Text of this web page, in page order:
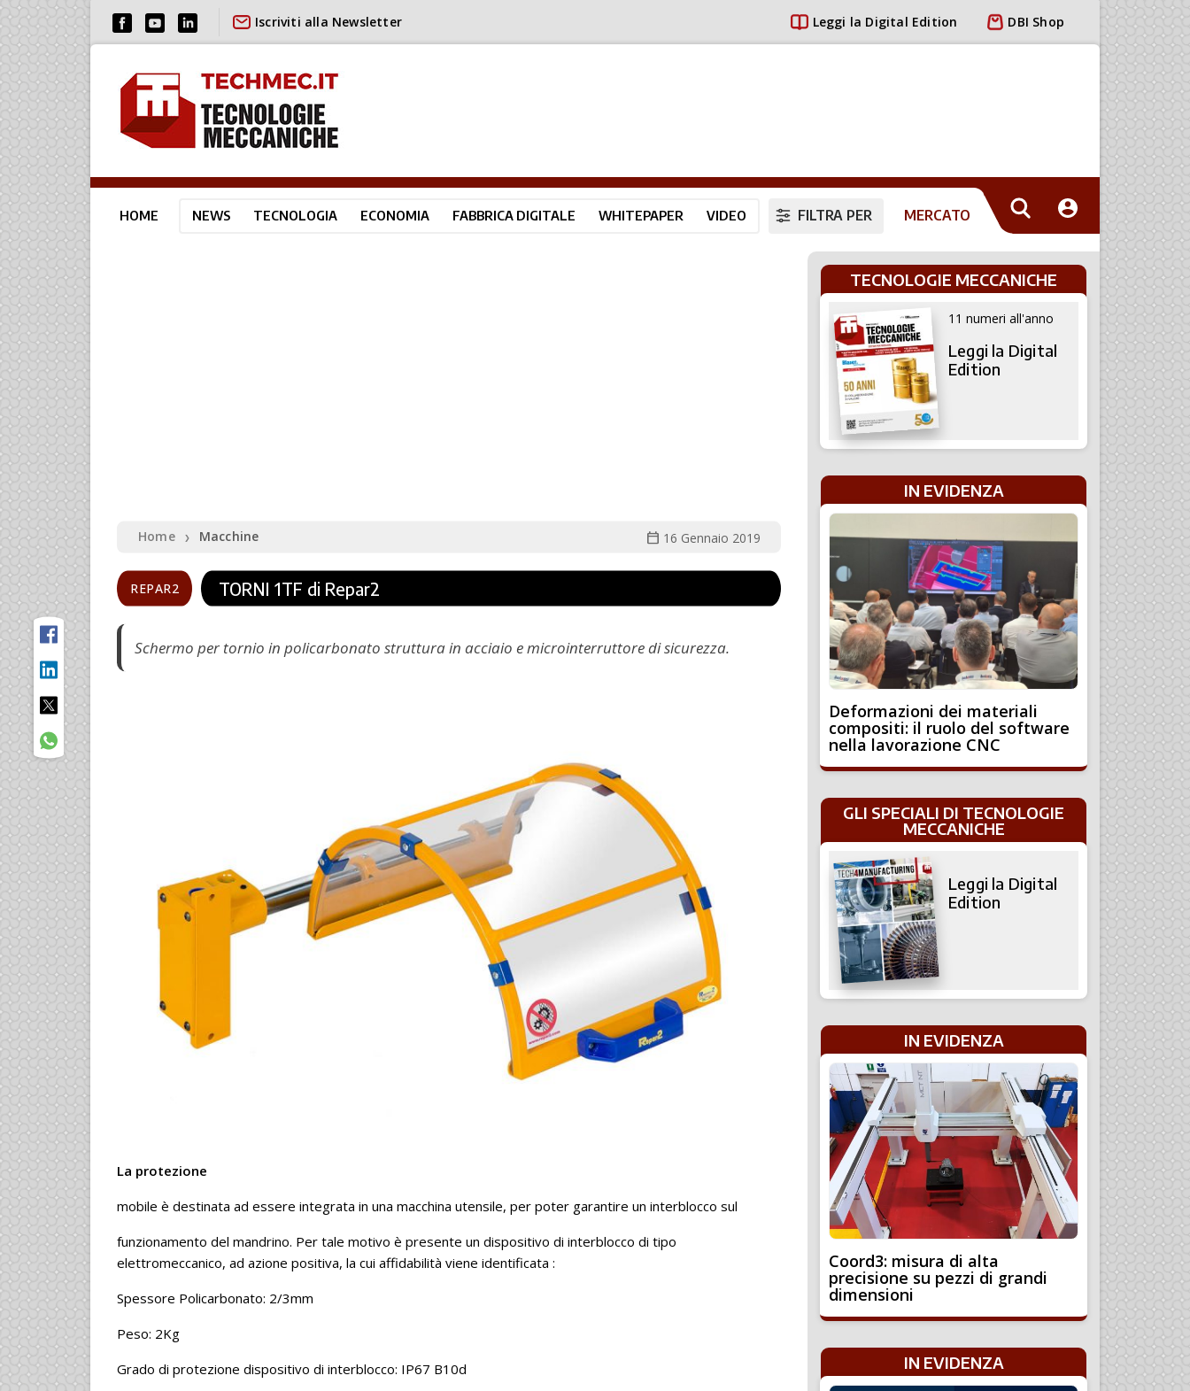
Iscriviti alla Newsletter Leggi la Digital Edition DBI Shop
HOME NEWS TECNOLOGIA ECONOMIA FABBRICA DIGITALE WHITEPAPER VIDEO FILTRA PER MERCATO
Home ❯ Macchine calendar_today 16 Gennaio 2019
REPAR2 TORNI 1TF di Repar2
Schermo per tornio in policarbonato struttura in acciaio e microinterruttore di sicurezza.
La protezione
mobile è destinata ad essere integrata in una macchina utensile, per poter garantire un interblocco sul
funzionamento del mandrino. Per tale motivo è presente un dispositivo di interblocco di tipo
elettromeccanico, ad azione positiva, la cui affidabilità viene identificata :
Spessore Policarbonato: 2/3mm
Peso: 2Kg
Grado di protezione dispositivo di interblocco: IP67 B10d
TECNOLOGIE MECCANICHE
11 numeri all'anno
Leggi la Digital
Edition
IN EVIDENZA
Deformazioni dei materiali
compositi: il ruolo del software
nella lavorazione CNC
GLI SPECIALI DI TECNOLOGIE
MECCANICHE
Leggi la Digital
Edition
IN EVIDENZA
Coord3: misura di alta
precisione su pezzi di grandi
dimensioni
IN EVIDENZA